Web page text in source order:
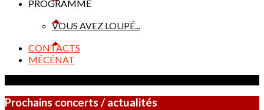
PROGRAMME
VOUS AVEZ LOUPÉ...
CONTACTS
MÉCÉNAT
Prochains concerts / actualités